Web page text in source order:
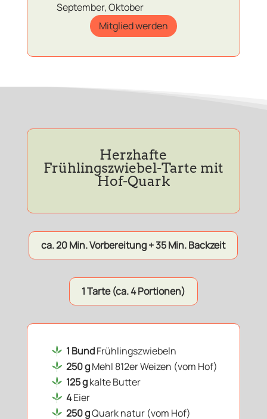
September, Oktober
Mitglied werden
Herzhafte
Frühlingszwiebel-Tarte mit
Hof-Quark
ca. 20 Min. Vorbereitung + 35 Min. Backzeit
1 Tarte (ca. 4 Portionen)
1 BundFrühlingszwiebeln
250 gMehl 812er Weizen (vom Hof)
125 gkalte Butter
4Eier
250 gQuark natur (vom Hof)